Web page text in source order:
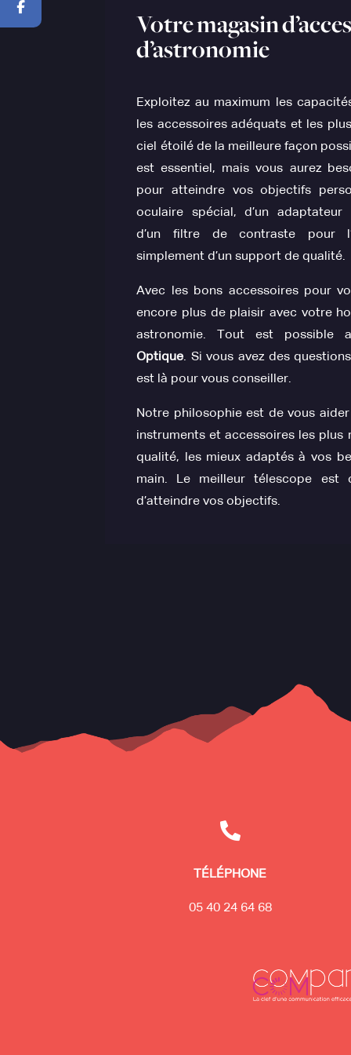
Votre magasin
d’astronomie
Exploitez au maximum les
les accessoires adéquats et les
ciel étoilé de la meilleure façon
est essentiel, mais vous aurez
pour atteindre vos objectifs
oculaire spécial, d’un
d’un filtre de contraste pour
simplement d’un support de qualité.
Avec les bons accessoires pour
encore plus de plaisir avec votre
astronomie. Tout est possible
Optique. Si vous avez des
est là pour vous conseiller.
Notre philosophie est de vous
instruments et accessoires les plus
qualité, les mieux adaptés à vos
main. Le meilleur télescope est
d’atteindre vos objectifs.

TÉLÉPHONE
05 40 24 64 68